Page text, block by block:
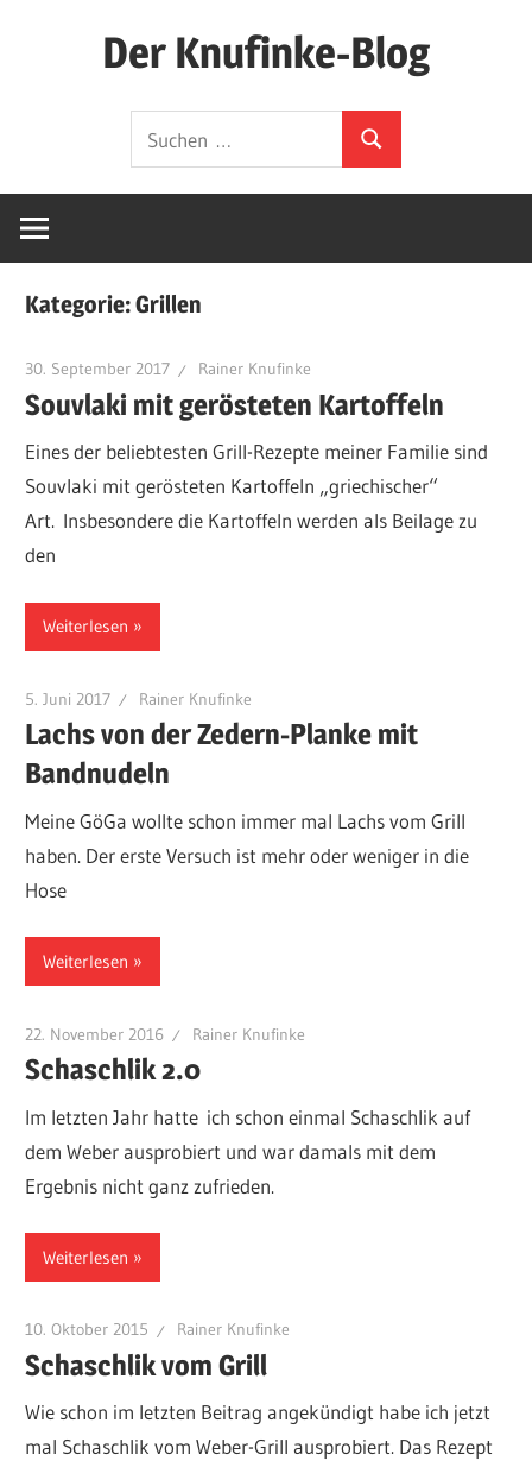
Der Knufinke-Blog
IT
nach:
Suchen
Kategorie:Grillen
30. September 2017 Rainer Knufinke
Souvlaki mit gerösteten Kartoffeln
Eines der beliebtesten Grill-Rezepte meiner Familie sind
Souvlaki mit gerösteten Kartoffeln „griechischer“
Art. Insbesondere die Kartoffeln werden als Beilage zu
den
Weiterlesen
5. Juni 2017 Rainer Knufinke
Lachs von der Zedern-Planke mit
Bandnudeln
Meine GöGa wollte schon immer mal Lachs vom Grill
haben. Der erste Versuch ist mehr oder weniger in die
Hose
Weiterlesen
22. November 2016 Rainer Knufinke
Schaschlik 2.0
Im letzten Jahr hatte ich schon einmal Schaschlik auf
dem Weber ausprobiert und war damals mit dem
Ergebnis nicht ganz zufrieden.
Weiterlesen
10. Oktober 2015 Rainer Knufinke
Schaschlik vom Grill
Wie schon im letzten Beitrag angekündigt habe ich jetzt
mal Schaschlik vom Weber-Grill ausprobiert. Das Rezept